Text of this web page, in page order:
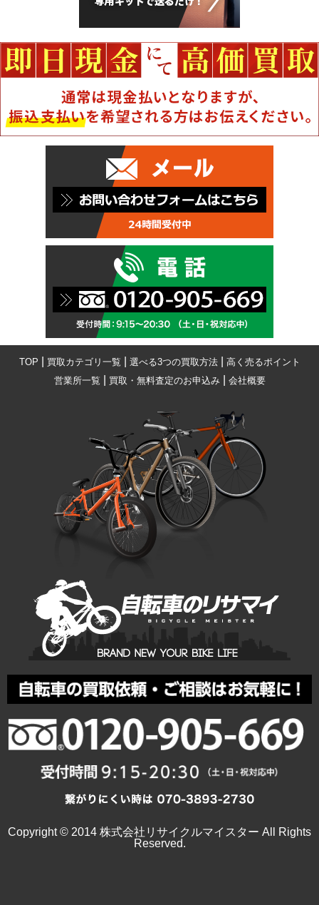
TOP 買取カテゴリ一覧 選べる3つの買取方法| 高く売るポイント
営業所一覧
買取・無料査定のお申込み| 会社概要
Copyright © 2014 株式会社リサイクルマイスター All Rights
Reserved.